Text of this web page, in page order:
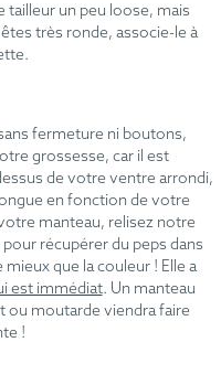
tailleur un peu loose, mais
très ronde, associe-le à
fermeture ni boutons,
grossesse, car il est
de votre ventre arrondi,
en fonction de votre
manteau, relisez notre
récupérer du peps dans
que la couleur ! Elle a
est immédiat. Un manteau
ou moutarde viendra faire
!